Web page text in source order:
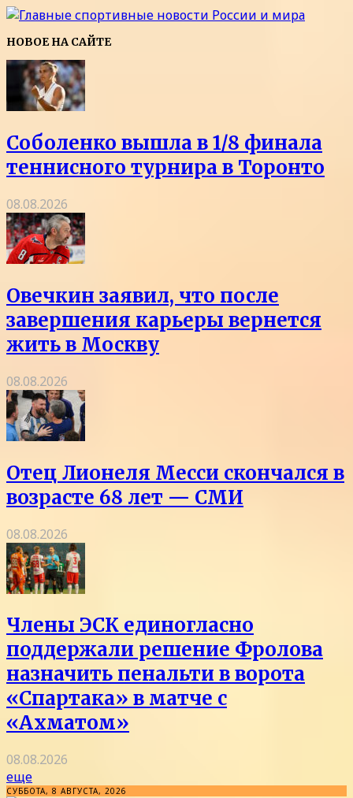
НОВОЕ НА САЙТЕ
Соболенко вышла в 1/8 финала
теннисного турнира в Торонто
08.08.2026
Овечкин заявил, что после
завершения карьеры вернется
жить в Москву
08.08.2026
Отец Лионеля Месси скончался в
возрасте 68 лет — СМИ
08.08.2026
Члены ЭСК единогласно
поддержали решение Фролова
назначить пенальти в ворота
«Спартака» в матче с
«Ахматом»
08.08.2026
еще
СУББОТА, 8 АВГУСТА, 2026